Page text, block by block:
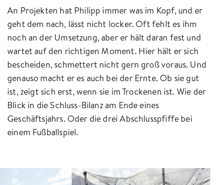
An Projekten hat Philipp immer was im Kopf, und er
geht dem nach, lässt nicht locker. Oft fehlt es ihm
noch an der Umsetzung, aber er hält daran fest und
wartet auf den richtigen Moment. Hier hält er sich
bescheiden, schmettert nicht gern groß voraus. Und
genauso macht er es auch bei der Ernte. Ob sie gut
ist, zeigt sich erst, wenn sie im Trockenen ist. Wie der
Blick in die Schluss-Bilanz am Ende eines
Geschäftsjahrs. Oder die drei Abschlusspfiffe bei
einem Fußballspiel.